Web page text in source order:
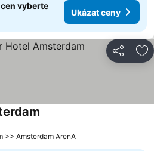
vyberte
Ukázat ceny
Sdílet
>> Amsterdam ArenA